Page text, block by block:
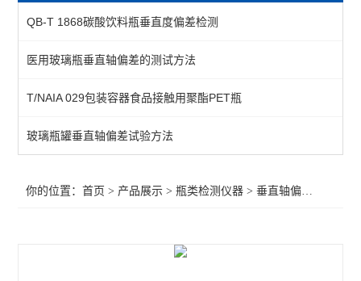
应力仪
玻璃瓶抗冲击试验仪
瓶跌落试验机
瓶盖扭矩仪
QB-T 1868碳酸饮料瓶垂直度偏差检测
医用玻璃瓶垂直轴偏差的测试方法
T/NAIA 029包装容器食品接触用聚酯PET瓶
玻璃瓶罐垂直轴偏差试验方法
你的位置：首页 > 产品展示 >瓶类检测仪器 >垂直轴偏差测试仪